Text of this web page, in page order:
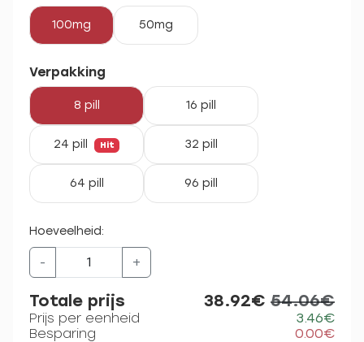
100mg 50mg
Verpakking
8 pill 16 pill
24 pill Hit 32 pill
64 pill 96 pill
Hoeveelheid:
- +
Totale prijs 38.92€ 54.06€
Prijs per eenheid
3.46€
Besparing
0.00€